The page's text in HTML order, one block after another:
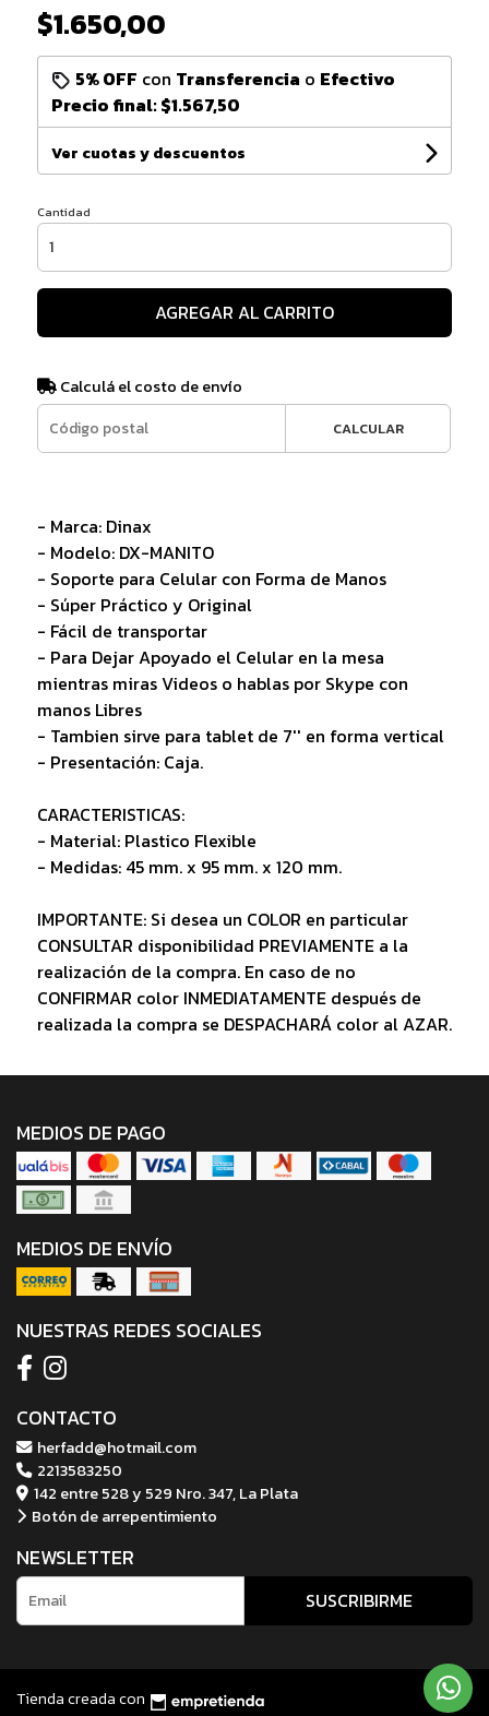
$1.650,00
5% OFF con Transferencia o Efectivo
Precio final:$1.567,50
Ver cuotas y descuentos
Cantidad
AGREGAR AL CARRITO
Calculá el costo de envío
CALCULAR
- Marca: Dinax
- Modelo: DX-MANITO
- Soporte para Celular con Forma de Manos
- Súper Práctico y Original
- Fácil de transportar
- Para Dejar Apoyado el Celular en la mesa
mientras miras Videos o hablas por Skype con
manos Libres
- Tambien sirve para tablet de 7'' en forma vertical
- Presentación: Caja.
CARACTERISTICAS:
- Material: Plastico Flexible
- Medidas: 45 mm. x 95 mm. x 120 mm.
IMPORTANTE: Si desea un COLOR en particular
CONSULTAR disponibilidad PREVIAMENTE a la
realización de la compra. En caso de no
CONFIRMAR color INMEDIATAMENTE después de
realizada la compra se DESPACHARÁ color al AZAR.
MEDIOS DE PAGO
MEDIOS DE ENVÍO
NUESTRAS REDES SOCIALES
CONTACTO
herfadd@hotmail.com
2213583250
142 entre 528 y 529 Nro. 347, La Plata
Botón de arrepentimiento
NEWSLETTER
SUSCRIBIRME
Tienda creada con